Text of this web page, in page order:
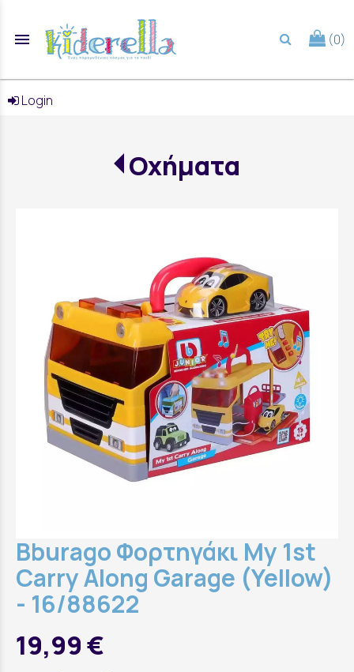
menu (0)
Login
Οχήματα
Bburago Φορτηγάκι My 1st
Carry Along Garage (Yellow)
- 16/88622
19,99 €